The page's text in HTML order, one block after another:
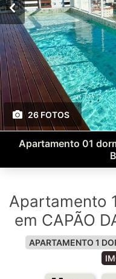
26 FOTOS
Apartamento 01
Apartamento
em CAPÃO
APARTAMENTO 1